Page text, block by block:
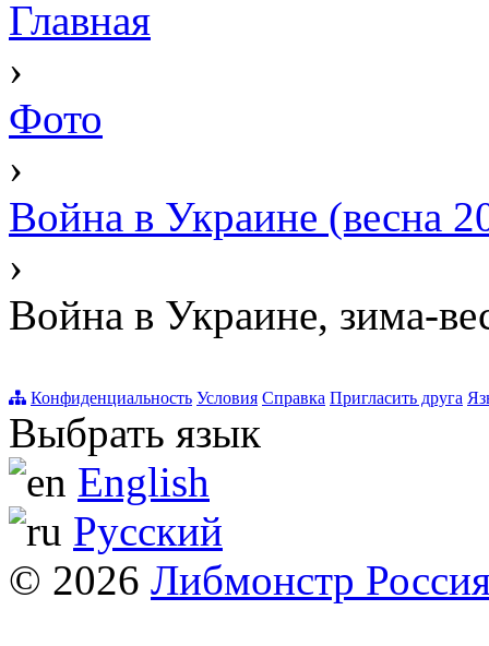
Главная
›
Фото
›
Война в Украине (весна
›
Война в Украине, зима-
Конфиденциальность Условия Справка Пригласить друга
Выбрать язык
English
Русский
© 2026 Либмонстр